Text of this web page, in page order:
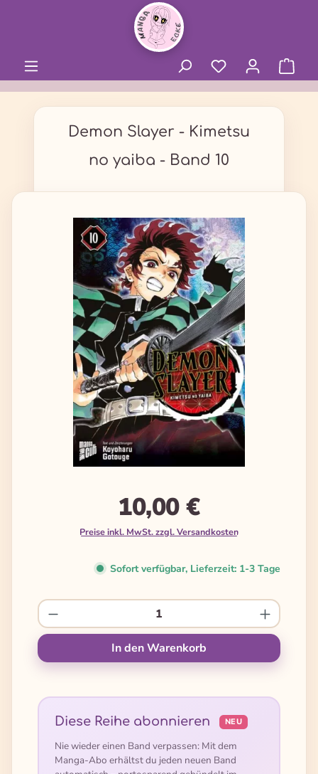
Demon Slayer - Kimetsu
no yaiba - Band 10
Bildergalerie überspringen
10,00 €
Preise inkl. MwSt. zzgl. Versandkosten
Sofort verfügbar, Lieferzeit: 1-3 Tage
Produkt Anzahl: Gib den gewünschten
In den Warenkorb
Diese Reihe abonnieren NEU
Nie wieder einen Band verpassen: Mit dem
Manga-Abo erhältst du jeden neuen Band